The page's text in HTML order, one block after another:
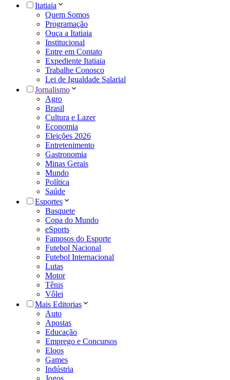
Itatiaia
Quem Somos
Programação
Ouça a Itatiaia
Institucional
Entre em Contato
Expediente Itatiaia
Trabalhe Conosco
Lei de Igualdade Salarial
Jornalismo
Agro
Brasil
Cultura e Lazer
Economia
Eleições 2026
Entretenimento
Gastronomia
Minas Gerais
Mundo
Política
Saúde
Esportes
Basquete
Copa do Mundo
eSports
Famosos do Esporte
Futebol Nacional
Futebol Internacional
Lutas
Motor
Tênis
Vôlei
Mais Editorias
Auto
Apostas
Educação
Emprego e Concursos
Eloos
Games
Indústria
Jogos